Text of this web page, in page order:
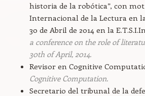
historia de la robótica”, con
Internacional de la Lectura en
30 de Abril de 2014 en la
a conference on the role of
30th of April, 2014.
Revisor en Cognitive
Cognitive Computation.
Secretario del tribunal de la